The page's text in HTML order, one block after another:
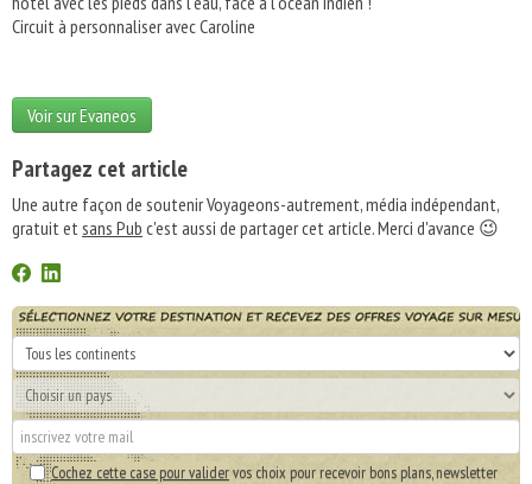
Circuit à personnaliser avec Caroline
Voir sur Evaneos
Partagez cet article
Une autre façon de soutenir Voyageons-autrement, média indépendant,
gratuit etsans Pub c'est aussi de partager cet article. Merci d'avance 😉
Cochez cette case pour validervos choix pour recevoir bons plans, newsletter